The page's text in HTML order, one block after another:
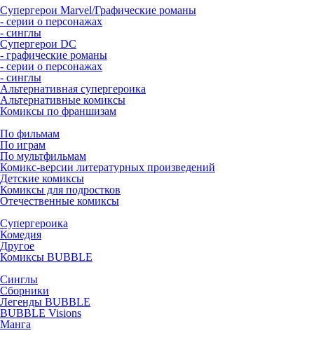
Супергерои Marvel/Графические романы
- серии о персонажах
- синглы
Супергерои DC
- графические романы
- серии о персонажах
- синглы
Альтернативная супергероика
Альтернативные комиксы
Комиксы по франшизам
По фильмам
По играм
По мультфильмам
Комикс-версии литературных произведений
Детские комиксы
Комиксы для подростков
Отечественные комиксы
Супергероика
Комедия
Другое
Комиксы BUBBLE
Синглы
Сборники
Легенды BUBBLE
BUBBLE Visions
Манга